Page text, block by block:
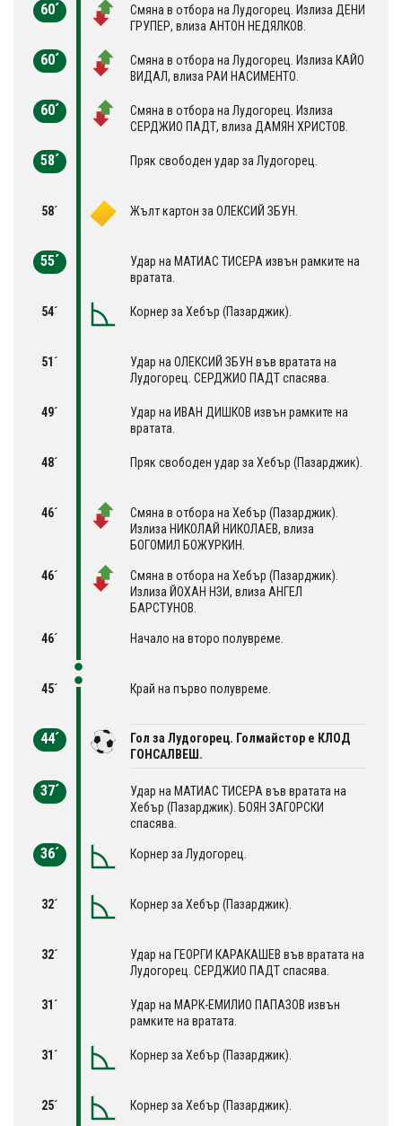
60´
Смяна в отбора на Лудогорец. Излиза ДЕНИ
ГРУПЕР, влиза АНТОН НЕДЯЛКОВ.
60´
Смяна в отбора на Лудогорец. Излиза КАЙО
ВИДАЛ, влиза РАИ НАСИМЕНТО.
60´
Смяна в отбора на Лудогорец. Излиза
СЕРДЖИО ПАДТ, влиза ДАМЯН ХРИСТОВ.
58´ Пряк свободен удар за Лудогорец.
58´ Жълт картон за ОЛЕКСИЙ ЗБУН.
55´
Удар на МАТИАС ТИСЕРА извън рамките на
вратата.
54´ Корнер за Хебър (Пазарджик).
51´
Удар на ОЛЕКСИЙ ЗБУН във вратата на
Лудогорец. СЕРДЖИО ПАДТ спасява.
49´
Удар на ИВАН ДИШКОВ извън рамките на
вратата.
48´ Пряк свободен удар за Хебър (Пазарджик).
46´
Смяна в отбора на Хебър (Пазарджик).
Излиза НИКОЛАЙ НИКОЛАЕВ, влиза
БОГОМИЛ БОЖУРКИН.
46´
Смяна в отбора на Хебър (Пазарджик).
Излиза ЙОХАН НЗИ, влиза АНГЕЛ
БАРСТУНОВ.
46´ Начало на второ полувреме.
45´ Край на първо полувреме.
44´
Гол за Лудогорец. Голмайстор е КЛОД
ГОНСАЛВЕШ.
37´
Удар на МАТИАС ТИСЕРА във вратата на
Хебър (Пазарджик). БОЯН ЗАГОРСКИ
спасява.
36´ Корнер за Лудогорец.
32´ Корнер за Хебър (Пазарджик).
32´
Удар на ГЕОРГИ КАРАКАШЕВ във вратата на
Лудогорец. СЕРДЖИО ПАДТ спасява.
31´
Удар на МАРК-ЕМИЛИО ПАПАЗОВ извън
рамките на вратата.
31´ Корнер за Хебър (Пазарджик).
25´ Корнер за Хебър (Пазарджик).